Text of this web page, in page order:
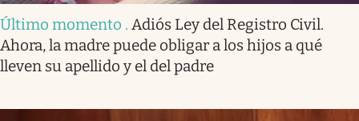
Último momento . Adiós Ley del Registro Civil.
Ahora, la madre puede obligar a los hijos a qué
lleven su apellido y el del padre